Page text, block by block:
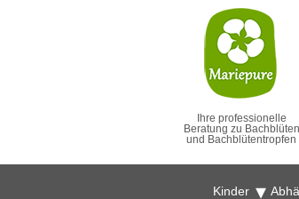
Ihre professionelle
Beratung zu Bachblüten
und Bachblütentropfen
Kinder